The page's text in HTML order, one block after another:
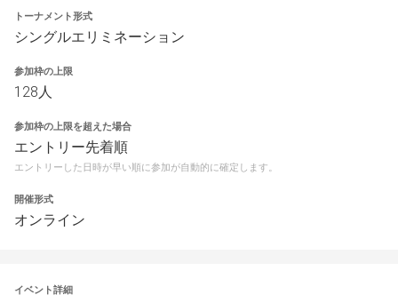
トーナメント形式
シングルエリミネーション
参加枠の上限
128人
参加枠の上限を超えた場合
エントリー先着順
エントリーした日時が早い順に参加が自動的に確定します。
開催形式
オンライン
イベント詳細